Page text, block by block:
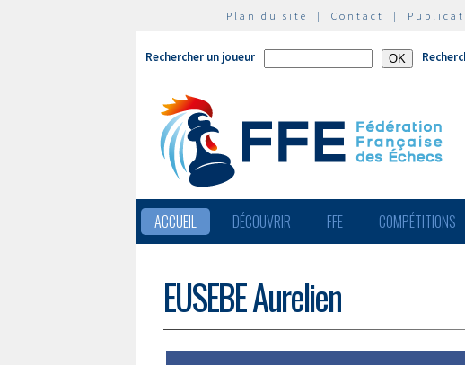
Plan du site | Contact |
Rechercher un joueur
ACCUEIL DÉCOUVRIR FFE COMPÉTITIONS
EUSEBE Aurelien